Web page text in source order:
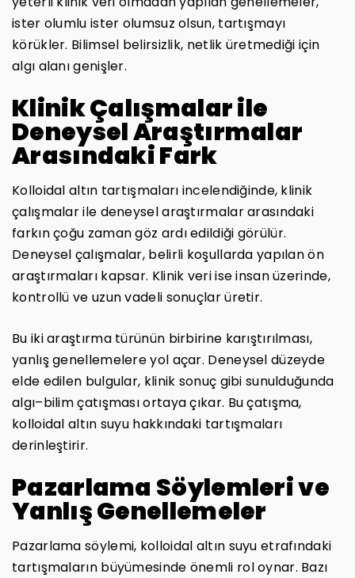
ister olumlu ister olumsuz olsun, tartışmayı
körükler. Bilimsel belirsizlik, netlik üretmediği için
algı alanı genişler.
Klinik Çalışmalar ile
Deneysel Araştırmalar
Arasındaki Fark
Kolloidal altın tartışmaları incelendiğinde, klinik
çalışmalar ile deneysel araştırmalar arasındaki
farkın çoğu zaman göz ardı edildiği görülür.
Deneysel çalışmalar, belirli koşullarda yapılan ön
araştırmaları kapsar. Klinik veri ise insan üzerinde,
kontrollü ve uzun vadeli sonuçlar üretir.
Bu iki araştırma türünün birbirine karıştırılması,
yanlış genellemelere yol açar. Deneysel düzeyde
elde edilen bulgular, klinik sonuç gibi sunulduğunda
algı–bilim çatışması ortaya çıkar. Bu çatışma,
kolloidal altın suyu hakkındaki tartışmaları
derinleştirir.
Pazarlama Söylemleri ve
Yanlış Genellemeler
Pazarlama söylemi, kolloidal altın suyu etrafındaki
tartışmaların büyümesinde önemli rol oynar. Bazı